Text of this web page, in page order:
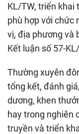
KL/TW, triển khai
phù hợp với chức
vị, địa phương và
Kết luận số 57-
Thường xuyên
tổng kết, đánh
dương, khen
hay trong nghiên
truyền và triển